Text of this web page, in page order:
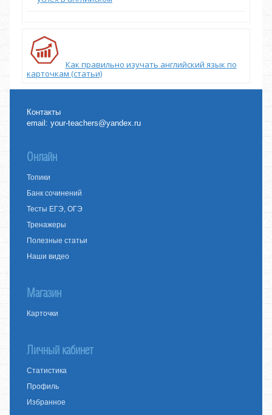
Как правильно изучать английский язык по
карточкам (статьи)
Контакты
email:your-teachers@yandex.ru
Онлайн
Топики
Банк сочинений
Тесты ЕГЭ, ОГЭ
Тренажеры
Полезные статьи
Наши видео
Магазин
Карточки
Личный кабинет
Статистика
Профиль
Избранное